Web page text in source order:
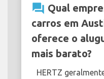
question_answer Qual
carros em
oferece o
mais barato?
HERTZ